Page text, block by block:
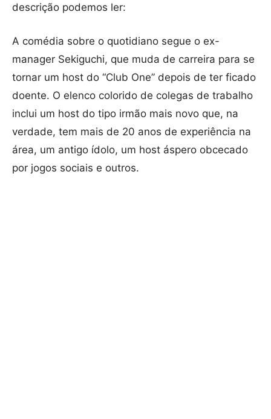
descrição podemos ler:
A comédia sobre o quotidiano segue o ex-
manager Sekiguchi, que muda de carreira para se
tornar um host do “Club One” depois de ter ficado
doente. O elenco colorido de colegas de trabalho
inclui um host do tipo irmão mais novo que, na
verdade, tem mais de 20 anos de experiência na
área, um antigo ídolo, um host áspero obcecado
por jogos sociais e outros.